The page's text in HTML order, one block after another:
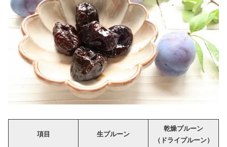
項目 生プルーン
乾燥プルーン
（ドライプルーン）